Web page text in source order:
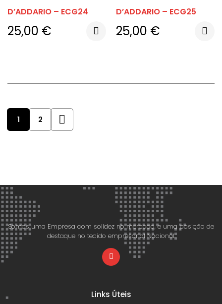
D’ADDARIO – ECG24
25,00 €
D’ADDARIO – ECG25
25,00 €
1 2
Somos uma Empresa com solidez no mercado, e uma posição de
destaque no tecido empresarial Nacional.
Links Úteis